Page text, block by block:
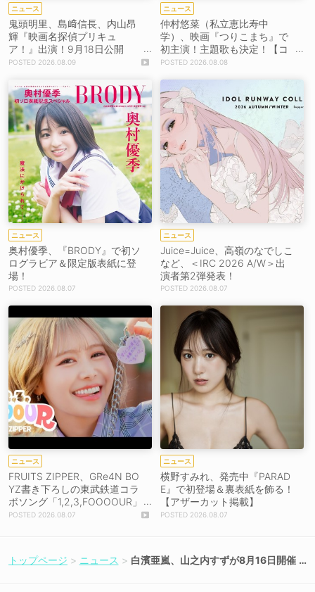
ニュース
鬼頭明里、島﨑信長、内山昂
輝『映画名探偵プリキュ
ア！』出演！9月18日公開
【コメントあり】
2026.08.09
ニュース
仲村悠菜（私立恵比寿中
学）、映画『つりこまち』で
初主演！主題歌も決定！【コ
メントあり】
2026.08.08
ニュース
奥村優季、『BRODY』で初ソ
ログラビア＆限定版表紙に登
場！
2026.08.07
ニュース
Juice=Juice、高嶺のなでしこ
など、＜IRC 2026 A/W＞出
演者第2弾発表！
2026.08.07
ニュース
FRUITS ZIPPER、GRe4N BO
YZ書き下ろしの東武鉄道コラ
ボソング「1,2,3,FOOOOUR」
をリリース＆MV公開！
2026.08.07
ニュース
横野すみれ、発売中『PARAD
E』で初登場＆裏表紙を飾る！
【アザーカット掲載】
2026.08.07
トップページ ニュース
白濱亜嵐、山之内すずが8月16日開催